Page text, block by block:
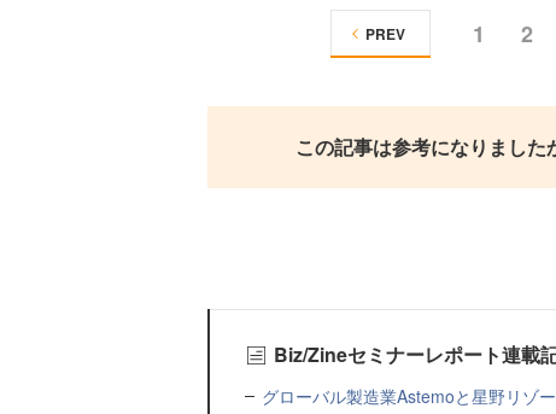
1 2
PREV
この記事は参考になりました
Biz/Zineセミナーレポート連載
グローバル製造業Astemoと星野リゾ